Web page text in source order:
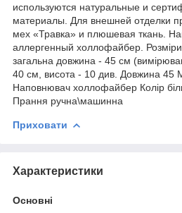
используются натуральные и
материалы. Для внешней отделки
мех «Травка» и плюшевая ткань.
аллергенный холлофайбер.
загальна довжина - 45 см
40 см, висота - 10 див. Довжина 45
Наповнювач холлофайбер Колір
Прання ручна\машинна
Приховати
Характеристики
Основні